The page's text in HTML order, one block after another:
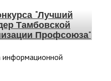
“Лучший
Тамбовской
Профсоюза”